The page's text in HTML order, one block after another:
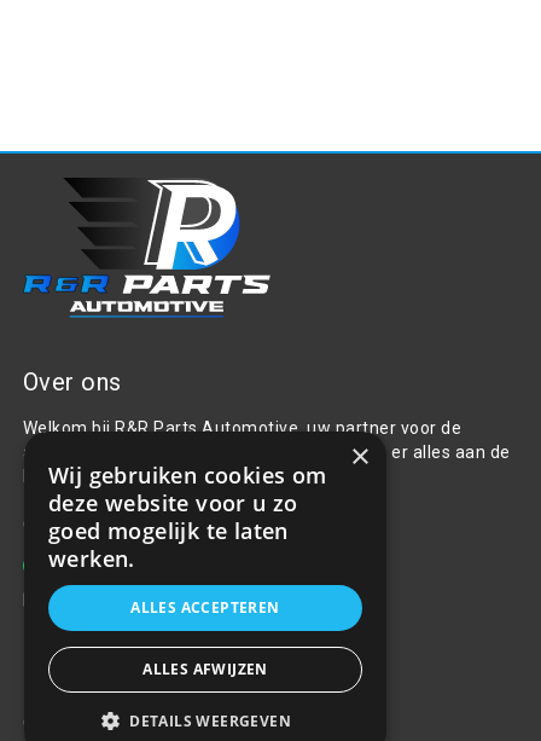
Over ons
Welkom bij R&R Parts Automotive, uw partner voor de
aanschaf van alle auto accessoires. Wij doen er alles aan de
beste selectie, service & prijs te bieden.
Contact
+31(0)85 486 83 17
info@rrparts.nl
Klantenservice
Over ons
×
Wij gebruiken cookies om
deze website voor u zo
goed mogelijk te laten
werken.
ALLES ACCEPTEREN
ALLES AFWIJZEN
DETAILS WEERGEVEN